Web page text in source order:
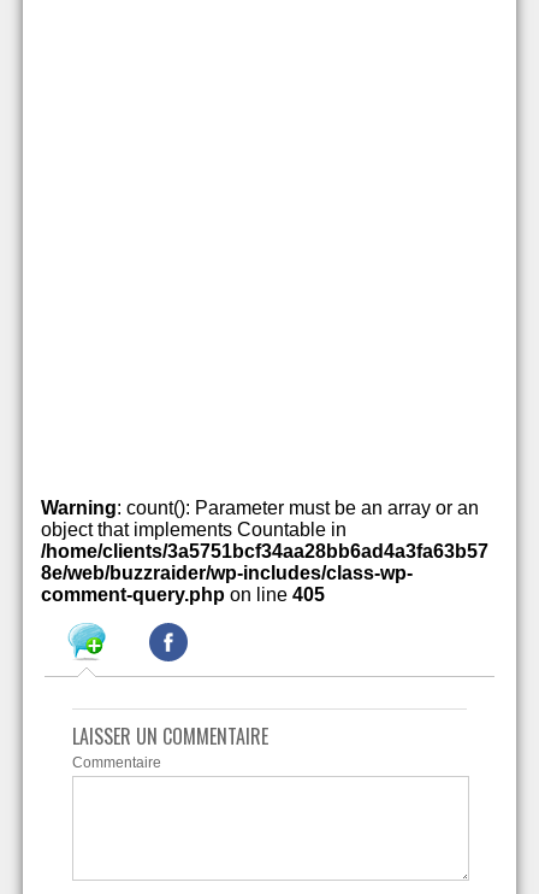
Warning: count(): Parameter must be an array or an
object that implements Countable in
/home/clients/3a5751bcf34aa28bb6ad4a3fa63b57
8e/web/buzzraider/wp-includes/class-wp-
comment-query.php on line 405
LAISSER UN COMMENTAIRE
Commentaire